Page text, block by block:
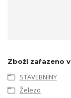
Zboží zařazeno
STAVEBNINY
Železo